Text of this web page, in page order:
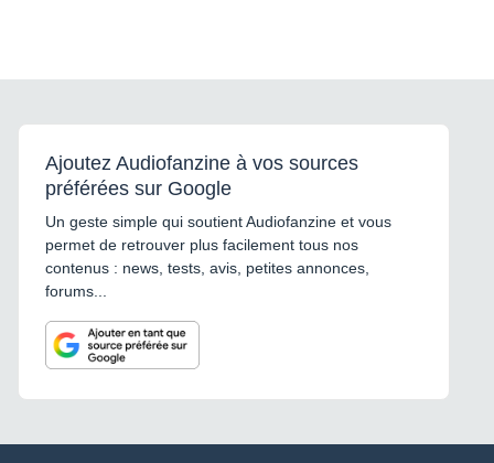
Ajoutez Audiofanzine à vos sources
préférées sur Google
Un geste simple qui soutient Audiofanzine et vous
permet de retrouver plus facilement tous nos
contenus : news, tests, avis, petites annonces,
forums...